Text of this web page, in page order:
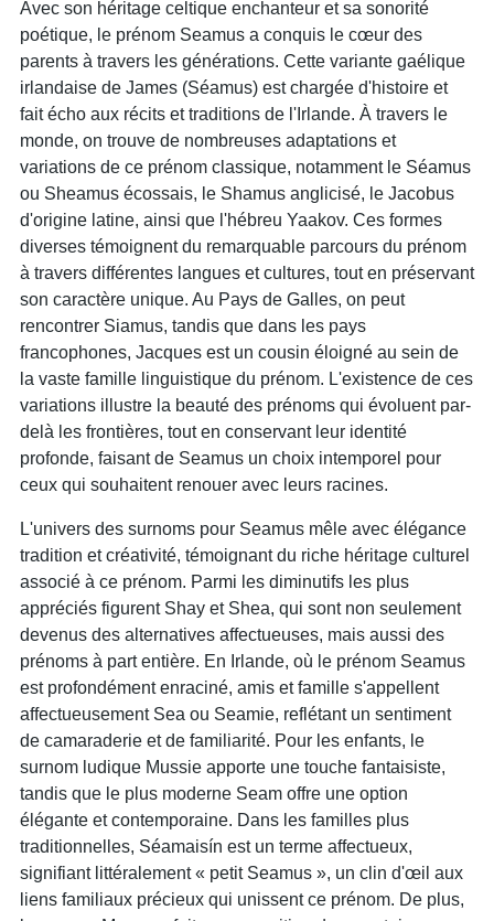
Avec son héritage celtique enchanteur et sa sonorité
poétique, le prénom Seamus a conquis le cœur des
parents à travers les générations. Cette variante gaélique
irlandaise de James (Séamus) est chargée d'histoire et
fait écho aux récits et traditions de l'Irlande. À travers le
monde, on trouve de nombreuses adaptations et
variations de ce prénom classique, notamment le Séamus
ou Sheamus écossais, le Shamus anglicisé, le Jacobus
d'origine latine, ainsi que l'hébreu Yaakov. Ces formes
diverses témoignent du remarquable parcours du prénom
à travers différentes langues et cultures, tout en préservant
son caractère unique. Au Pays de Galles, on peut
rencontrer Siamus, tandis que dans les pays
francophones, Jacques est un cousin éloigné au sein de
la vaste famille linguistique du prénom. L'existence de ces
variations illustre la beauté des prénoms qui évoluent par-
delà les frontières, tout en conservant leur identité
profonde, faisant de Seamus un choix intemporel pour
ceux qui souhaitent renouer avec leurs racines.
L'univers des surnoms pour Seamus mêle avec élégance
tradition et créativité, témoignant du riche héritage culturel
associé à ce prénom. Parmi les diminutifs les plus
appréciés figurent Shay et Shea, qui sont non seulement
devenus des alternatives affectueuses, mais aussi des
prénoms à part entière. En Irlande, où le prénom Seamus
est profondément enraciné, amis et famille s'appellent
affectueusement Sea ou Seamie, reflétant un sentiment
de camaraderie et de familiarité. Pour les enfants, le
surnom ludique Mussie apporte une touche fantaisiste,
tandis que le plus moderne Seam offre une option
élégante et contemporaine. Dans les familles plus
traditionnelles, Séamaisín est un terme affectueux,
signifiant littéralement « petit Seamus », un clin d'œil aux
liens familiaux précieux qui unissent ce prénom. De plus,